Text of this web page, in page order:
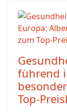
führend
Top-